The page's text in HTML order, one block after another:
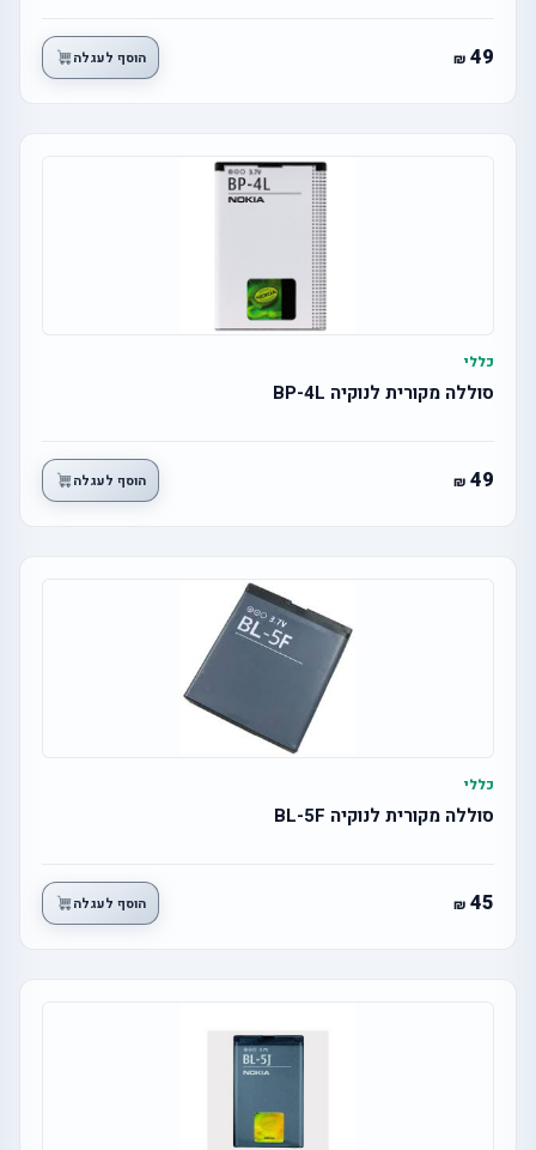
49 הוסף לעגלה
כללי
סוללה מקורית לנוקיה BP-4L
49 הוסף לעגלה
כללי
סוללה מקורית לנוקיה BL-5F
45 הוסף לעגלה